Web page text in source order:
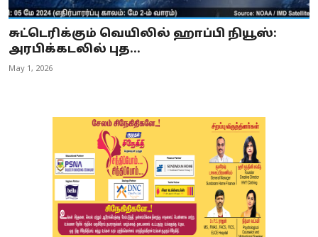
சுட்டெரிக்கும் வெயிலில் ஹாப்பி நியூஸ்:
அரபிக்கடலில் புத...
May 1, 2026